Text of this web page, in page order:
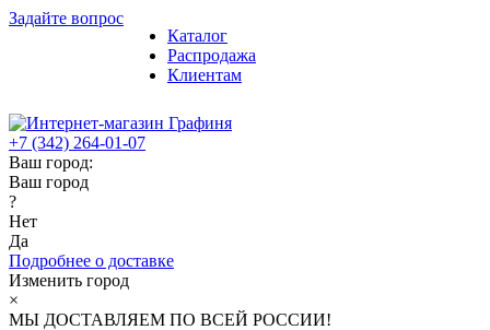
Задайте вопрос
Каталог
Распродажа
Клиентам
+7 (342) 264-01-07
Ваш город:
Ваш город
?
Нет
Да
Подробнее о доставке
Изменить город
×
МЫ ДОСТАВЛЯЕМ ПО ВСЕЙ РОССИИ!